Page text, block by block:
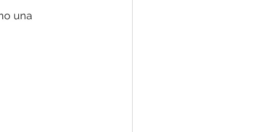
una